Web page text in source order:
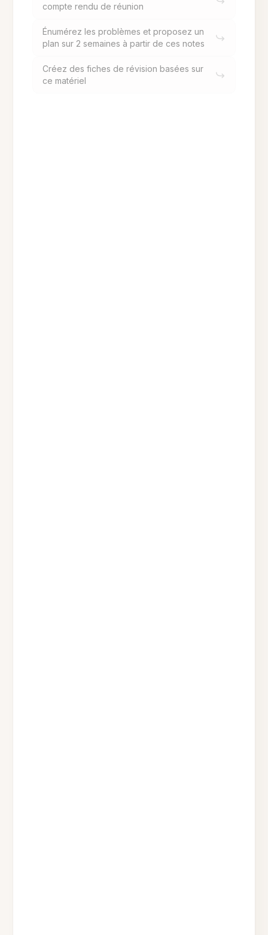
compte rendu de réunion
Énumérez les problèmes et proposez un
plan sur 2 semaines à partir de ces notes
Créez des fiches de révision basées sur
ce matériel